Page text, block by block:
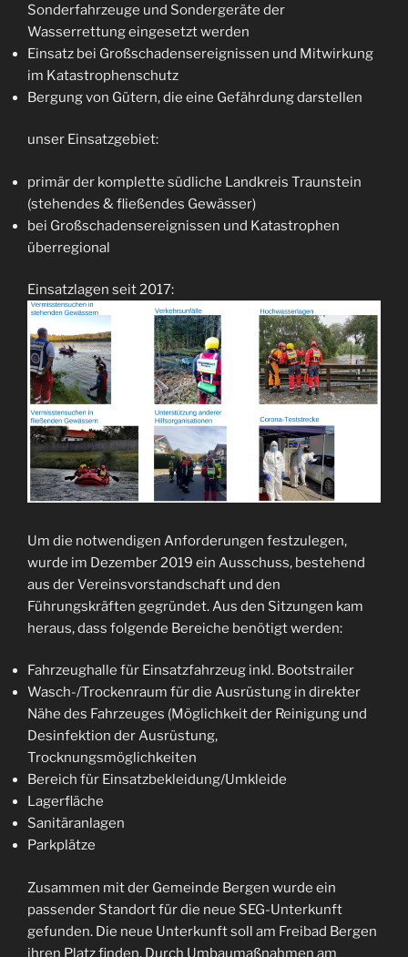
Sonderfahrzeuge und Sondergeräte der
Wasserrettung eingesetzt werden
Einsatz bei Großschadensereignissen und Mitwirkung
im Katastrophenschutz
Bergung von Gütern, die eine Gefährdung darstellen
unser Einsatzgebiet:
primär der komplette südliche Landkreis Traunstein
(stehendes & fließendes Gewässer)
bei Großschadensereignissen und Katastrophen
überregional
Einsatzlagen seit 2017:
Um die notwendigen Anforderungen festzulegen,
wurde im Dezember 2019 ein Ausschuss, bestehend
aus der Vereinsvorstandschaft und den
Führungskräften gegründet. Aus den Sitzungen kam
heraus, dass folgende Bereiche benötigt werden:
Fahrzeughalle für Einsatzfahrzeug inkl. Bootstrailer
Wasch-/Trockenraum für die Ausrüstung in direkter
Nähe des Fahrzeuges (Möglichkeit der Reinigung und
Desinfektion der Ausrüstung,
Trocknungsmöglichkeiten
Bereich für Einsatzbekleidung/Umkleide
Lagerfläche
Sanitäranlagen
Parkplätze
Zusammen mit der Gemeinde Bergen wurde ein
passender Standort für die neue SEG-Unterkunft
gefunden. Die neue Unterkunft soll am Freibad Bergen
ihren Platz finden. Durch Umbaumaßnahmen am